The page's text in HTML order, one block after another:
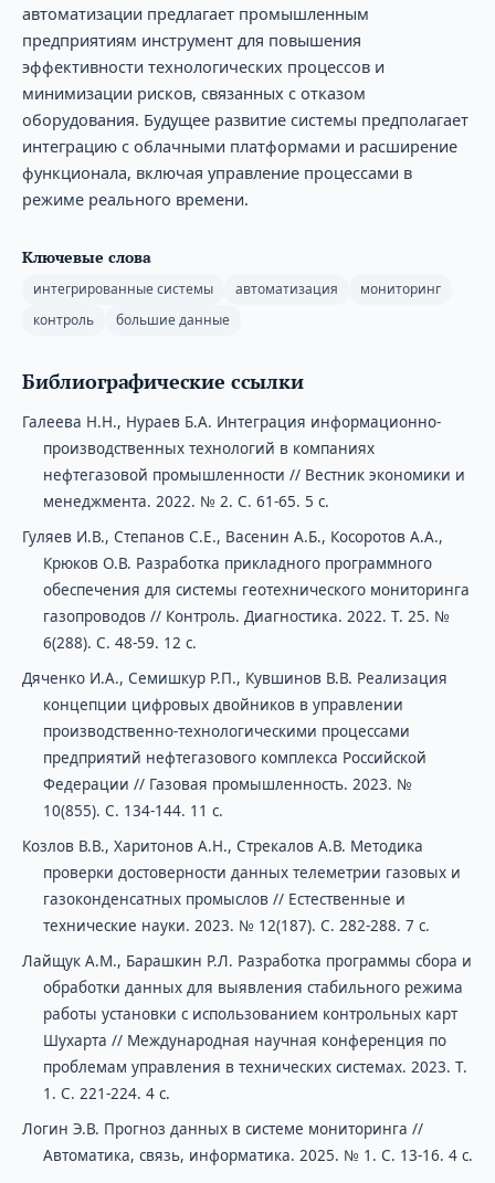
автоматизации предлагает промышленным
предприятиям инструмент для повышения
эффективности технологических процессов и
минимизации рисков, связанных с отказом
оборудования. Будущее развитие системы предполагает
интеграцию с облачными платформами и расширение
функционала, включая управление процессами в
режиме реального времени.
Ключевые слова
интегрированные системы автоматизация
мониторинг
контроль
большие данные
Библиографические ссылки
Галеева Н.Н., Нураев Б.А. Интеграция информационно-
производственных технологий в компаниях
нефтегазовой промышленности // Вестник экономики и
менеджмента. 2022. № 2. С. 61-65. 5 с.
Гуляев И.В., Степанов С.Е., Васенин А.Б., Косоротов А.А.,
Крюков О.В. Разработка прикладного программного
обеспечения для системы геотехнического мониторинга
газопроводов // Контроль. Диагностика. 2022. Т. 25. №
6(288). С. 48-59. 12 с.
Дяченко И.А., Семишкур Р.П., Кувшинов В.В. Реализация
концепции цифровых двойников в управлении
производственно-технологическими процессами
предприятий нефтегазового комплекса Российской
Федерации // Газовая промышленность. 2023. №
10(855). С. 134-144. 11 с.
Козлов В.В., Харитонов А.Н., Стрекалов А.В. Методика
проверки достоверности данных телеметрии газовых и
газоконденсатных промыслов // Естественные и
технические науки. 2023. № 12(187). С. 282-288. 7 с.
Лайщук А.М., Барашкин Р.Л. Разработка программы сбора и
обработки данных для выявления стабильного режима
работы установки с использованием контрольных карт
Шухарта // Международная научная конференция по
проблемам управления в технических системах. 2023. Т.
1. С. 221-224. 4 с.
Логин Э.В. Прогноз данных в системе мониторинга //
Автоматика, связь, информатика. 2025. № 1. С. 13-16. 4 с.